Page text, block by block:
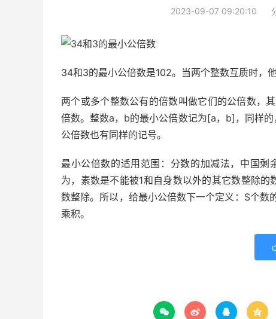
2023-09-07 09:20:10
34和3的最小公倍数是102。当两个整数互质时，
两个或多个整数公有的倍数叫做它们的公倍数，
倍数。整数a，b的最小公倍数记为[a，b]，同样
公倍数也有同样的记号。
最小公倍数的适用范围：分数的加减法，中国
为，素数是不能被1和自身数以外的其它数整除
数整除。所以，给最小公倍数下一个定义：S个
乘积。
   